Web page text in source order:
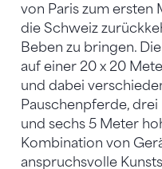
von Paris zum ersten
die Schweiz
Beben zu bringen.
auf einer 20 x 20
und dabei
Pauschenpferde,
und sechs 5 Meter
Kombination von
anspruchsvolle